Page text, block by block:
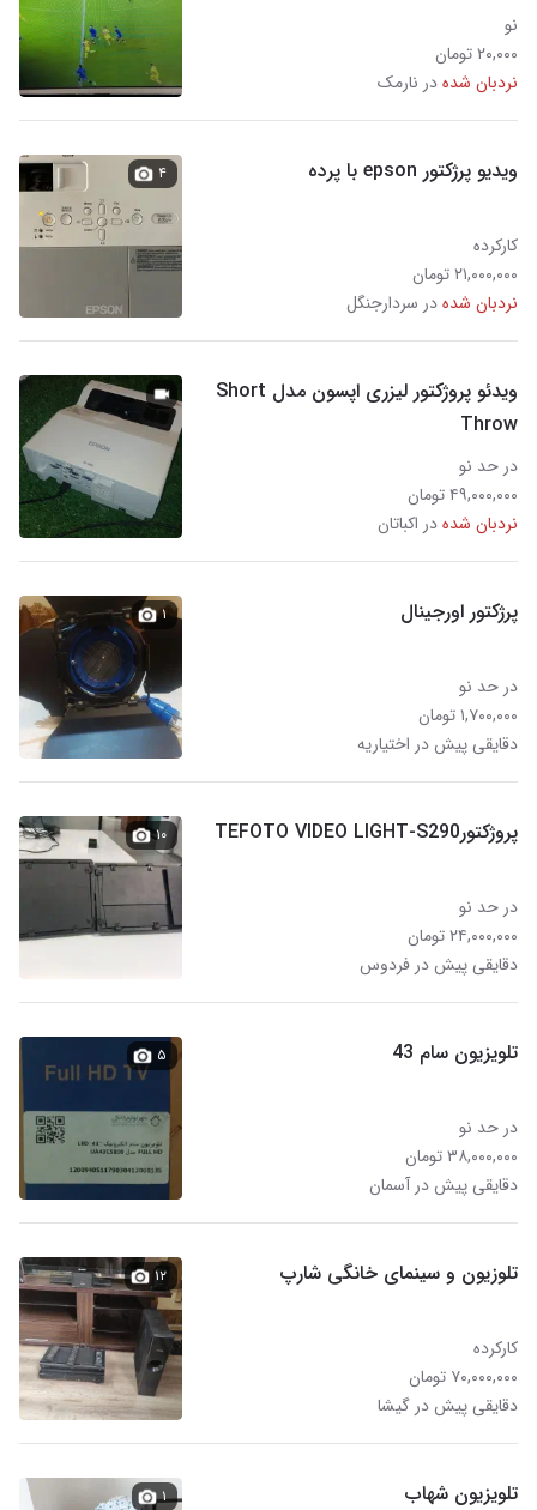
نو
۲۰,۰۰۰ تومان
نردبان شدهدر نارمک
ویدیو پرژکتور epson با پرده
کارکرده
۲۱,۰۰۰,۰۰۰ تومان
نردبان شدهدر سردارجنگل
۴
ویدئو پروژکتور لیزری اپسون مدل Short
Throw
در حد نو
۴۹,۰۰۰,۰۰۰ تومان
نردبان شدهدر اکباتان
پرژکتور اورجینال
در حد نو
۱,۷۰۰,۰۰۰ تومان
دقایقی پیش در اختیاریه
۱
پروژکتورTEFOTO VIDEO LIGHT-S290
در حد نو
۲۴,۰۰۰,۰۰۰ تومان
دقایقی پیش در فردوس
۱۰
تلویزیون سام 43
در حد نو
۳۸,۰۰۰,۰۰۰ تومان
دقایقی پیش در آسمان
۵
تلوزیون و سینمای خانگی شارپ
کارکرده
۷۰,۰۰۰,۰۰۰ تومان
دقایقی پیش در گیشا
۱۲
تلویزیون شهاب ۱